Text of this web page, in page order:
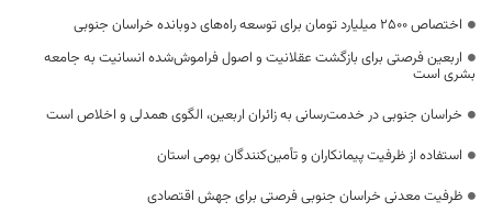
اختصاص 2500 میلیارد تومان برای توسعه راه‌های دوبانده خراسان جنوبی
اربعین فرصتی برای بازگشت عقلانیت و اصول فراموش‌شده انسانیت به جامعه
بشری است
خراسان جنوبی در خدمت‌رسانی به زائران اربعین، الگوی همدلی و اخلاص است
استفاده از ظرفیت پیمانکاران و تأمین‌کنندگان بومی استان
ظرفیت معدنی خراسان جنوبی فرصتی برای جهش اقتصادی